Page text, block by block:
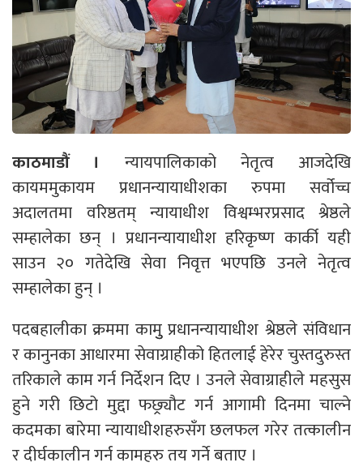
काठमाडौं । न्यायपालिकाको नेतृत्व आजदेखि
कायममुकायम प्रधानन्यायाधीशका रुपमा सर्वोच्च
अदालतमा वरिष्ठतम् न्यायाधीश विश्वम्भरप्रसाद श्रेष्ठले
सम्हालेका छन् । प्रधानन्यायाधीश हरिकृष्ण कार्की यही
साउन २० गतेदेखि सेवा निवृत्त भएपछि उनले नेतृत्व
सम्हालेका हुन् ।
पदबहालीका क्रममा कामुु प्रधानन्यायाधीश श्रेष्ठले संविधान
र कानुनका आधारमा सेवाग्राहीको हितलाई हेरेर चुस्तदुरुस्त
तरिकाले काम गर्न निर्देशन दिए । उनले सेवाग्राहीले महसुस
हुने गरी छिटो मुद्दा फछ्र्यौट गर्न आगामी दिनमा चाल्ने
कदमका बारेमा न्यायाधीशहरुसँग छलफल गरेर तत्कालीन
र दीर्घकालीन गर्न कामहरु तय गर्ने बताए ।